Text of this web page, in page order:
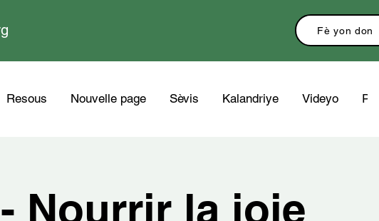
Fè yon don
Resous Nouvelle page Sèvis Kalandriye Videyo Plus
Nourrir la joie